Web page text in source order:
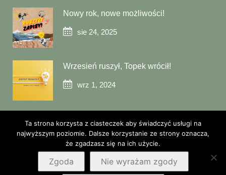
Nowy rok, nowe możliwości!
sie 24, 2025
Wrzesień ruszył, Topek wrócił!
wrz 1, 2024
© 2025 Little Top
Ta strona korzysta z ciasteczek aby świadczyć usługi na
najwyższym poziomie. Dalsze korzystanie ze strony oznacza,
że zgadzasz się na ich użycie.
Zgoda Nie wyrażam zgody